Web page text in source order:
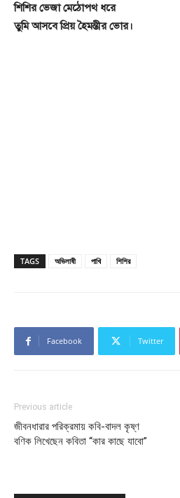
শিশির ভেজা মেঠোপথ ধরে
তুমি আসবে প্রিয় হৈমন্তীর ভোর।
TAGS অভিলাষী পাখি শিশির
Facebook Twitter
Previous article
জীবনধারার পরিক্রমায় কবি-বাদল কৃষ্ণ
বণিক লিখেছেন কবিতা “কার কাছে যাবো”